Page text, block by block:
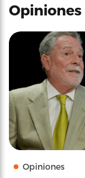
Opiniones
Opiniones